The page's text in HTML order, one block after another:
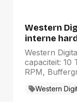
Western
interne
512 MB 3.5"
Western
capaciteit: 10
RPM,
Western